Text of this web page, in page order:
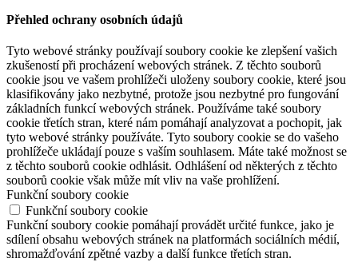
Přehled ochrany osobních údajů
Tyto webové stránky používají soubory cookie ke zlepšení vašich
zkušeností při procházení webových stránek. Z těchto souborů
cookie jsou ve vašem prohlížeči uloženy soubory cookie, které jsou
klasifikovány jako nezbytné, protože jsou nezbytné pro fungování
základních funkcí webových stránek. Používáme také soubory
cookie třetích stran, které nám pomáhají analyzovat a pochopit, jak
tyto webové stránky používáte. Tyto soubory cookie se do vašeho
prohlížeče ukládají pouze s vaším souhlasem. Máte také možnost se
z těchto souborů cookie odhlásit. Odhlášení od některých z těchto
souborů cookie však může mít vliv na vaše prohlížení.
Funkční soubory cookie
Funkční soubory cookie
Funkční soubory cookie pomáhají provádět určité funkce, jako je
sdílení obsahu webových stránek na platformách sociálních médií,
shromažďování zpětné vazby a další funkce třetích stran.